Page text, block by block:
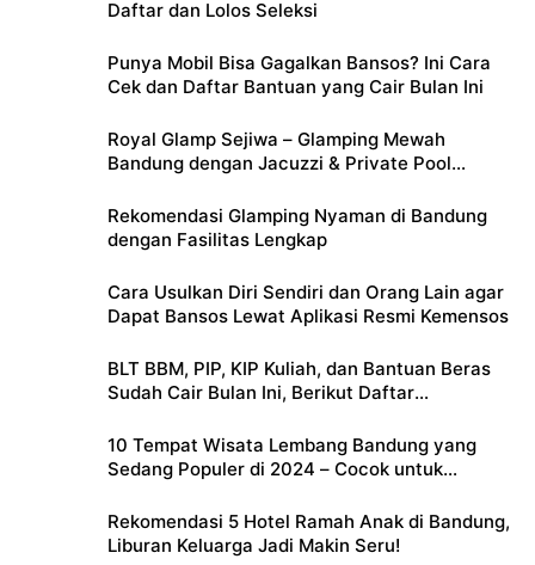
Daftar dan Lolos Seleksi
Punya Mobil Bisa Gagalkan Bansos? Ini Cara
Cek dan Daftar Bantuan yang Cair Bulan Ini
Royal Glamp Sejiwa – Glamping Mewah
Bandung dengan Jacuzzi & Private Pool
Rekomendasi Glamping Nyaman di Bandung
dengan Fasilitas Lengkap
Cara Usulkan Diri Sendiri dan Orang Lain agar
Dapat Bansos Lewat Aplikasi Resmi Kemensos
BLT BBM, PIP, KIP Kuliah, dan Bantuan Beras
Sudah Cair Bulan Ini, Berikut Daftar
10 Tempat Wisata Lembang Bandung yang
Sedang Populer di 2024 – Cocok untuk
Rekomendasi 5 Hotel Ramah Anak di Bandung,
Liburan Keluarga Jadi Makin Seru!